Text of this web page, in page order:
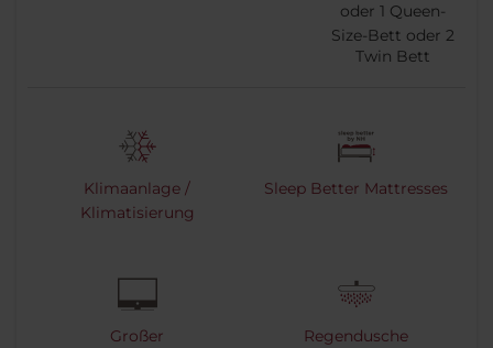
oder 1 Queen-
Size-Bett oder 2
Twin Bett
Klimaanlage /
Klimatisierung
Sleep Better Mattresses
Großer
Regendusche